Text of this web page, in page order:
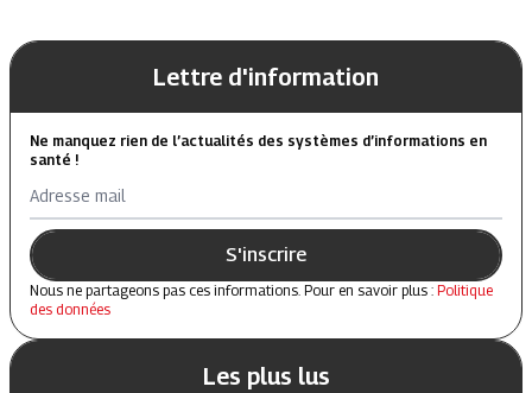
Lettre d'information
Ne manquez rien de l’actualités des systèmes d’informations en
santé !
Adresse mail
S'inscrire
Nous ne partageons pas ces informations. Pour en savoir plus : Politique
des données
Les plus lus